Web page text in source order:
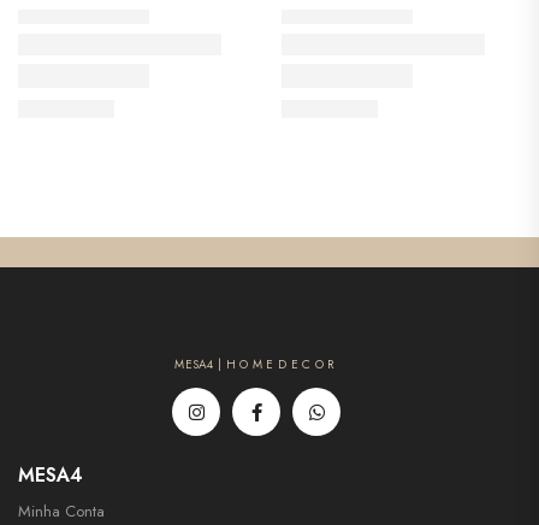
MESA4 | H O M E D E C O R
MESA4
Minha Conta